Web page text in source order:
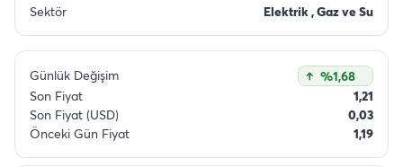
Sektör Elektrik , Gaz ve Su
Günlük Değişim
%1,68
Son Fiyat
1,21
Son Fiyat (USD)
0,03
Önceki Gün Fiyat
1,19